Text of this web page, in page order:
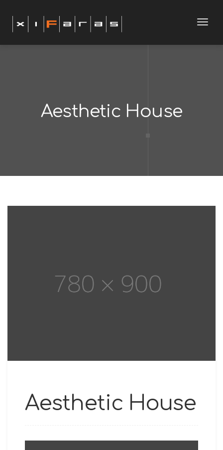
Aesthetic House
Aesthetic House